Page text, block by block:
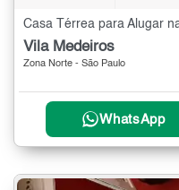
Casa Térrea para Alugar
Vila Medeiros
Zona Norte - São Paulo
WhatsApp